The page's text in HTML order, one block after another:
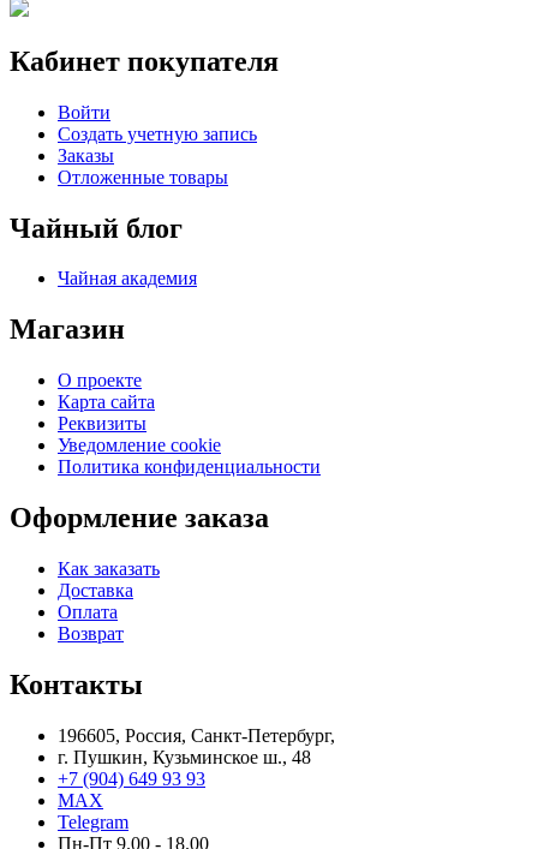
Кабинет покупателя
Войти
Создать учетную запись
Заказы
Отложенные товары
Чайный блог
Чайная академия
Магазин
О проекте
Карта сайта
Реквизиты
Уведомление cookie
Политика конфиденциальности
Оформление заказа
Как заказать
Доставка
Оплата
Возврат
Контакты
196605, Россия, Санкт-Петербург,
г. Пушкин, Кузьминское ш., 48
+7 (904) 649 93 93
MAX
Telegram
Пн-Пт 9.00 - 18.00